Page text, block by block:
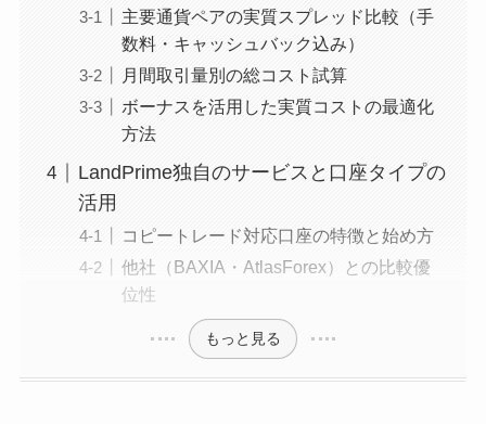
主要通貨ペアの実質スプレッド比較（手
数料・キャッシュバック込み）
月間取引量別の総コスト試算
ボーナスを活用した実質コストの最適化
方法
LandPrime独自のサービスと口座タイプの
活用
コピートレード対応口座の特徴と始め方
他社（BAXIA・AtlasForex）との比較優
位性
もっと見る